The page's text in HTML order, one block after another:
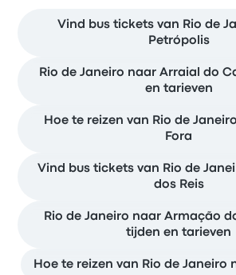
Vind bus tickets van Rio de
Petrópolis
Rio de Janeiro naar Arraial do
en tarieven
Hoe te reizen van Rio de
Fora
Vind bus tickets van Rio de
dos Reis
Rio de Janeiro naar Armação
tijden en tarieven
Hoe te reizen van Rio de Janeiro